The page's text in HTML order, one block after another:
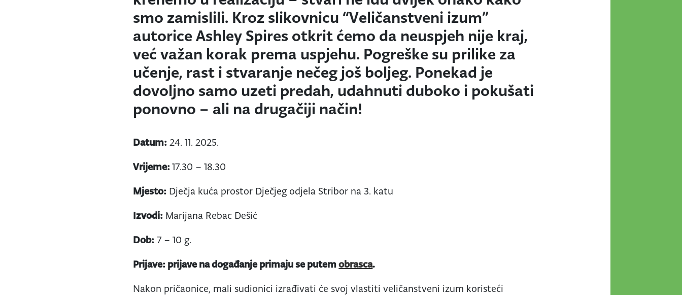
smo zamislili. Kroz slikovnicu “Veličanstveni izum”
autorice Ashley Spires otkrit ćemo da neuspjeh nije kraj,
već važan korak prema uspjehu. Pogreške su prilike za
učenje, rast i stvaranje nečeg još boljeg. Ponekad je
dovoljno samo uzeti predah, udahnuti duboko i pokušati
ponovno – ali na drugačiji način!
Datum: 24. 11. 2025.
Vrijeme:17.30 – 18.30
Mjesto: Dječja kuća prostor Dječjeg odjela Stribor na 3. katu
Izvodi: Marijana Rebac Dešić
Dob: 7 – 10 g.
Prijave: prijave na događanje primaju se putemobrasca.
Nakon pričaonice, mali sudionici izrađivati će svoj vlastiti veličanstveni izum koristeći